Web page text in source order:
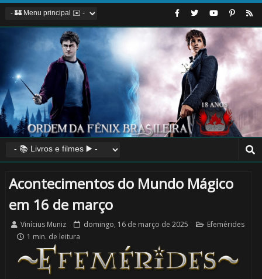
Acontecimentos do Mundo Mágico
em 16 de março
Vinícius Muniz domingo, 16 de março de 2025
Efemérides
1 min. de leitura